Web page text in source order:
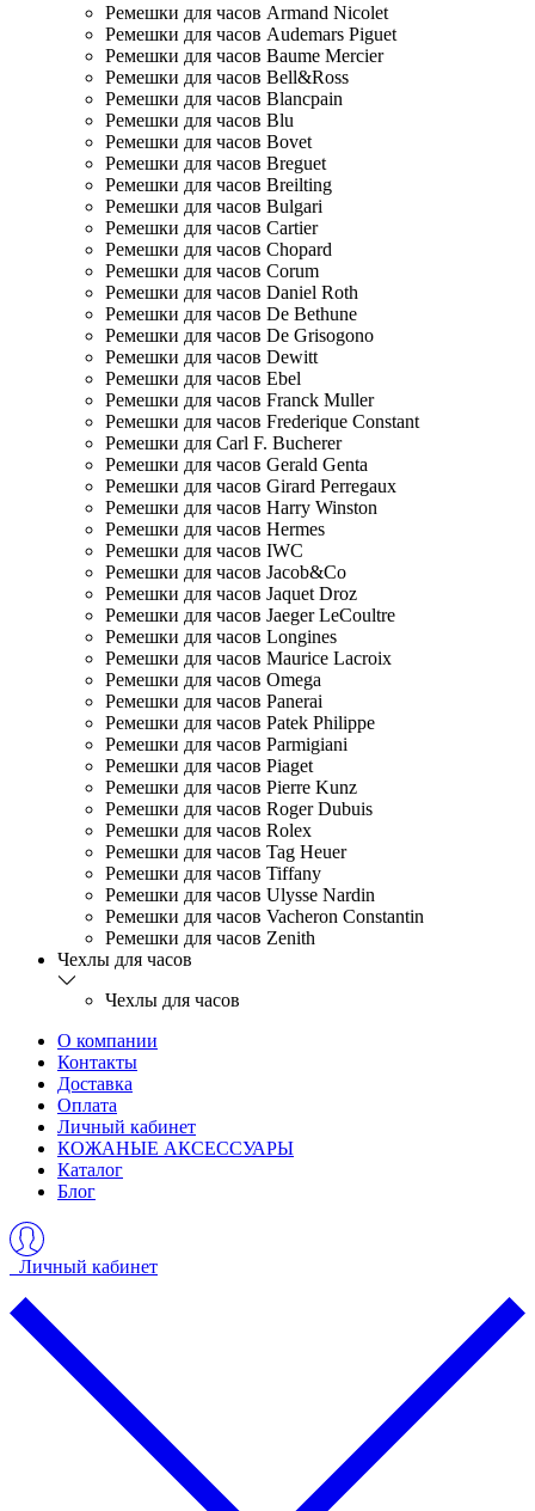
Ремешки для часов Armand Nicolet
Ремешки для часов Audemars Piguet
Ремешки для часов Baume Mercier
Ремешки для часов Bell&Ross
Ремешки для часов Blancpain
Ремешки для часов Blu
Ремешки для часов Bovet
Ремешки для часов Breguet
Ремешки для часов Breilting
Ремешки для часов Bulgari
Ремешки для часов Cartier
Ремешки для часов Chopard
Ремешки для часов Corum
Ремешки для часов Daniel Roth
Ремешки для часов De Bethune
Ремешки для часов De Grisogono
Ремешки для часов Dewitt
Ремешки для часов Ebel
Ремешки для часов Franck Muller
Ремешки для часов Frederique Constant
Ремешки для Carl F. Bucherer
Ремешки для часов Gerald Genta
Ремешки для часов Girard Perregaux
Ремешки для часов Harry Winston
Ремешки для часов Hermes
Ремешки для часов IWC
Ремешки для часов Jacob&Co
Ремешки для часов Jaquet Droz
Ремешки для часов Jaeger LeCoultre
Ремешки для часов Longines
Ремешки для часов Maurice Lacroix
Ремешки для часов Omega
Ремешки для часов Panerai
Ремешки для часов Patek Philippe
Ремешки для часов Parmigiani
Ремешки для часов Piaget
Ремешки для часов Pierre Kunz
Ремешки для часов Roger Dubuis
Ремешки для часов Rolex
Ремешки для часов Tag Heuer
Ремешки для часов Tiffany
Ремешки для часов Ulysse Nardin
Ремешки для часов Vacheron Constantin
Ремешки для часов Zenith
Чехлы для часов
Чехлы для часов
О компании
Контакты
Доставка
Оплата
Личный кабинет
КОЖАНЫЕ АКСЕССУАРЫ
Каталог
Блог
Личный кабинет